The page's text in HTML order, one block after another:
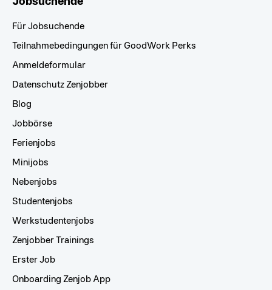
Für Jobsuchende
Teilnahmebedingungen für GoodWork Perks
Anmeldeformular
Datenschutz Zenjobber
Blog
Jobbörse
Ferienjobs
Minijobs
Nebenjobs
Studentenjobs
Werkstudentenjobs
Zenjobber Trainings
Erster Job
Onboarding Zenjob App